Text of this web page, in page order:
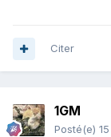
Citer
1GM
Posté(e)